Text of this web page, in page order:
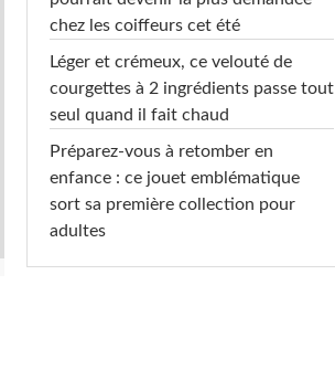
chez les coiffeurs cet été
Léger et crémeux, ce velouté de
courgettes à 2 ingrédients passe tout
seul quand il fait chaud
Préparez-vous à retomber en
enfance : ce jouet emblématique
sort sa première collection pour
adultes